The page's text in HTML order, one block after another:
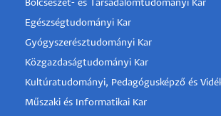
Bölcsészet- és Társadalomtudományi Kar
Egészségtudományi Kar
Gyógyszerésztudományi Kar
Közgazdaságtudományi Kar
Kultúratudományi, Pedagógusképző és
Műszaki és Informatikai Kar